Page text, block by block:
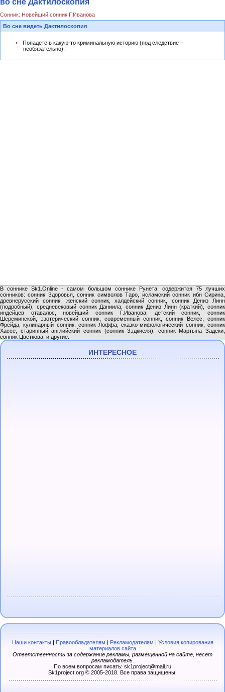
Сонник: Новейший сонник Г.Иванова
Во сне видеть Дактилоскопия
Попадете в какую-то криминальную историю (под следствие –
необязательно).
В соннике Sk1.Online - самом большом соннике Рунета, содержится 75 лучших
сонников: сонник Здоровья, сонник символов Таро, исламский сонник ибн Сирина,
древнерусский сонник, женский сонник, халдейский сонник, сонник Дениз Линн
(подробный), средневековый сонник Даниила, сонник Дениз Линн (краткий), сонник
индейцев отавалос, новейший сонник Г.Иванова, детский сонник, сонник
Шереминской, эзотерический сонник, современный сонник, сонник Велес, сонник
Фрейда, кулинарный сонник, сонник Лоффа, сказко-мифологический сонник, сонник
Хассе, старинный английский сонник (сонник Зэдкиеля), сонник Мартына Задеки,
сонник Цветкова, и другие.
ИНТЕРЕСНОЕ
Наши контакты| Правообладателям Рекламодателям
Условия копирования
материалов сайта
Ответственность за содержание рекламы, размещенной на сайте, несет
рекламодатель.
По всем вопросам писать: sk1project@mail.ru
Sk1project.org © 2005-2018. Все права защищены.